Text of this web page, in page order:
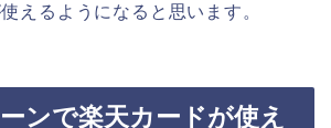
えるようになると思います。
ンで楽天カードが使え